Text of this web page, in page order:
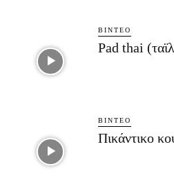
ΒΊΝΤΕΟ
Pad thai
ΒΊΝΤΕΟ
Πικάντικο